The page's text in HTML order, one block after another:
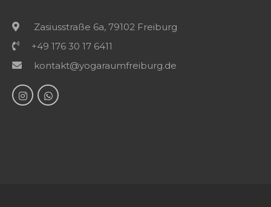
Zasiusstraße 6a, 79102 Freiburg
+49 176 30 17 6411
kontakt@yogaraumfreiburg.de